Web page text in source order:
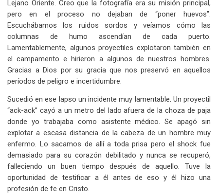
Lejano Oriente. Creo que la fotografía era su misión principal,
pero en el proceso no dejaban de “poner huevos”.
Escuchábamos los ruidos sordos y veíamos cómo las
columnas de humo ascendían de cada puerto.
Lamentablemente, algunos proyectiles explotaron también en
el campamento e hirieron a algunos de nuestros hombres.
Gracias a Dios por su gracia que nos preservó en aquellos
períodos de peligro e incertidumbre.
Sucedió en ese lapso un incidente muy lamentable. Un proyectil
“ack-ack” cayó a un metro del lado afuera de la choza de paja
donde yo trabajaba como asistente médico. Se apagó sin
explotar a escasa distancia de la cabeza de un hombre muy
enfermo. Lo sacamos de allí a toda prisa pero el shock fue
demasiado para su corazón debilitado y nunca se recuperó,
falleciendo un buen tiempo después de aquello. Tuve la
oportunidad de testificar a él antes de eso y él hizo una
profesión de fe en Cristo.